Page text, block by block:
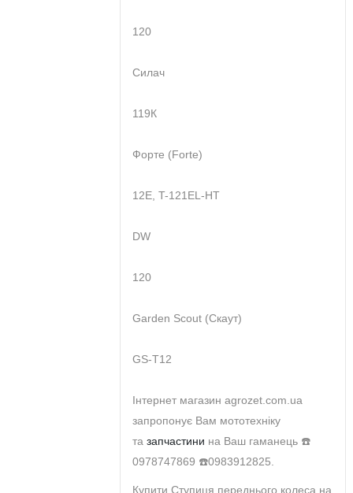
120
Силач
119К
Форте (Forte)
12E, T-121EL-HT
DW
120
Garden Scout (Скаут)
GS-T12
Інтернет магазин agrozet.com.ua
запропонує Вам мототехніку
тазапчастини на Ваш гаманець ☎️
0978747869 ☎️0983912825.
Купити Ступиця переднього колеса на